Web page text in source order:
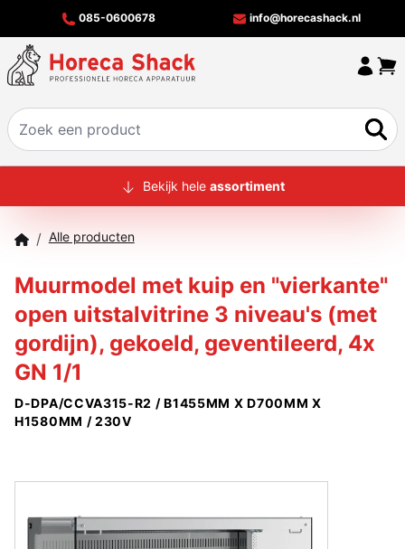
085-0600678 info@horecashack.nl
HOME
MERKEN
OFFERTECHECKER
CONTACT
Bekijk hele assortiment
/ Alle producten
Muurmodel met kuip en "vierkante"
open uitstalvitrine 3 niveau's (met
gordijn), gekoeld, geventileerd, 4x
GN 1/1
D-DPA/CCVA315-R2 / B1455MM X D700MM X
H1580MM / 230V